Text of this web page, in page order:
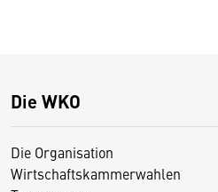
Die WKO
Die Organisation
Wirtschaftskammerwahlen